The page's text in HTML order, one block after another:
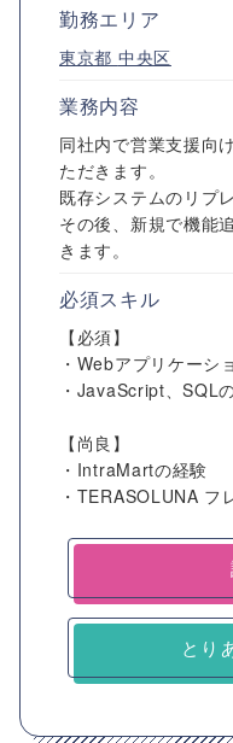
勤務エリア
東京都 中央区
業務内容
同社内で営業支援向
ただきます。
既存システムのリプ
その後、新規で機能
きます。
必須スキル
【必須】
・Webアプリケーシ
・JavaScript、SQL
【尚良】
・IntraMartの経験
・TERASOLUNA フ
とり